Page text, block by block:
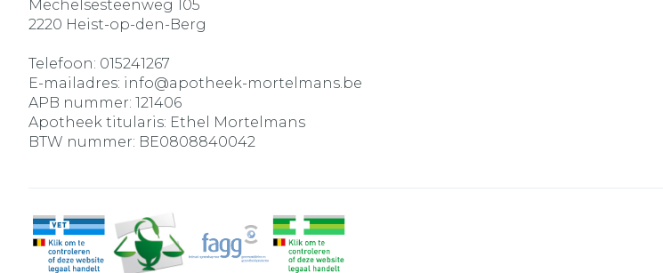
Mechelsesteenweg 105
2220 Heist-op-den-Berg
Telefoon: 015241267
E-mailadres: info@apotheek-mortelmans.be
APB nummer: 121406
Apotheek titularis: Ethel Mortelmans
BTW nummer: BE0808840042